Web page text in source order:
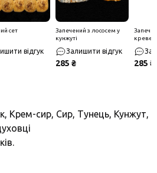
сет
відгук
Запечений з лососем у
кунжуті
Залишити відгук
285 ₴ 285 ₴
Крем-сир, Сир, Тунець, Кунжут,